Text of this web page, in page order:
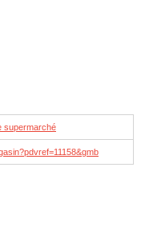
supermarché